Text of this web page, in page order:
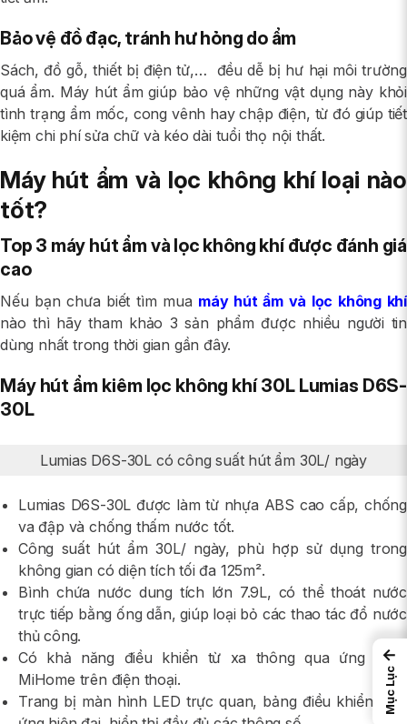
Bảo vệ đồ đạc, tránh hư hỏng do ẩm
Sách, đồ gỗ, thiết bị điện tử,… đều dễ bị hư hại môi trường
quá ẩm. Máy hút ẩm giúp bảo vệ những vật dụng này khỏi
tình trạng ẩm mốc, cong vênh hay chập điện, từ đó giúp tiết
kiệm chi phí sửa chữ và kéo dài tuổi thọ nội thất.
Máy hút ẩm và lọc không khí loại nào
tốt?
Top 3 máy hút ẩm và lọc không khí được đánh giá
cao
Nếu bạn chưa biết tìm mua máy hút ẩm và lọc không khí
nào thì hãy tham khảo 3 sản phẩm được nhiều người tin
dùng nhất trong thời gian gần đây.
Máy hút ẩm kiêm lọc không khí 30L Lumias D6S-
30L
Lumias D6S-30L có công suất hút ẩm 30L/ ngày
Lumias D6S-30L được làm từ nhựa ABS cao cấp, chống
va đập và chống thấm nước tốt.
Công suất hút ẩm 30L/ ngày, phù hợp sử dụng trong
không gian có diện tích tối đa 125m².
Bình chứa nước dung tích lớn 7.9L, có thể thoát nước
trực tiếp bằng ống dẫn, giúp loại bỏ các thao tác đổ nước
thủ công.
Có khả năng điều khiển từ xa thông qua ứng dụng
MiHome trên điện thoại.
Trang bị màn hình LED trực quan, bảng điều khiển cảm
←
Mục Lục